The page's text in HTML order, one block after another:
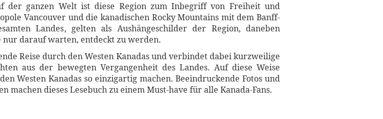
der ganzen Welt ist diese Region zum Inbegriff von Freiheit und
Vancouver und die kanadischen Rocky Mountains mit dem Banff-
Landes, gelten als Aushängeschilder der Region, daneben
nur darauf warten, entdeckt zu werden.
Reise durch den Westen Kanadas und verbindet dabei kurzweilige
aus der bewegten Vergangenheit des Landes. Auf diese Weise
Westen Kanadas so einzigartig machen. Beeindruckende Fotos und
machen dieses Lesebuch zu einem Must-have für alle Kanada-Fans.